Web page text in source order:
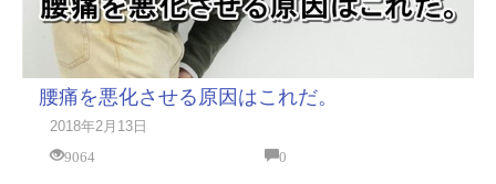
腰痛を悪化させる原因はこれだ。
2018年2月13日
9064
0